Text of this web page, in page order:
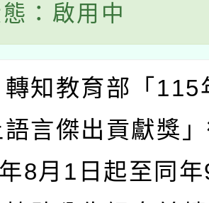
：啟用中
知教育部「 115
語言傑出貢獻獎
年8月 1 日起至同年